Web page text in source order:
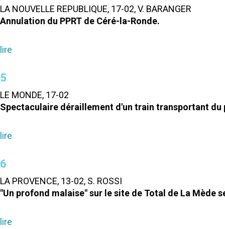
LA NOUVELLE REPUBLIQUE, 17-02, V. BARANGER
Annulation du PPRT de Céré-la-Ronde.
lire
5
LE MONDE, 17-02
Spectaculaire déraillement d'un train transportant du
lire
6
LA PROVENCE, 13-02, S. ROSSI
"Un profond malaise" sur le site de Total de La Mède
lire